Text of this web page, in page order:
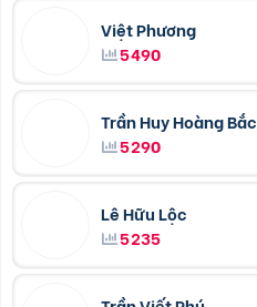
Việt Phương
5490
Trần Huy Hoàng Bắc
5290
Lê Hữu Lộc
5235